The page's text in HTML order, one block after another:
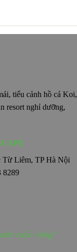
tiểu cảnh hồ cá Koi,
resort nghỉ dưỡng,
Liêm, TP Hà Nội
8289
cuộc sống!